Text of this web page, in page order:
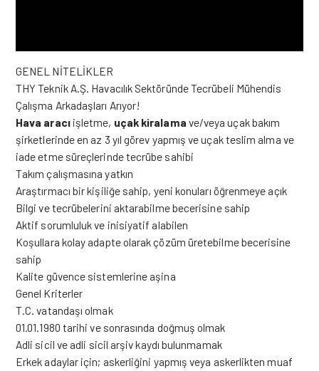
GENEL NİTELİKLER
THY Teknik A.Ş. Havacılık Sektöründe Tecrübeli Mühendis
Çalışma Arkadaşları Arıyor!
Hava aracıişletme, uçak kiralama ve/veya uçak bakım
şirketlerinde en az 3 yıl görev yapmış ve uçak teslim alma ve
iade etme süreçlerinde tecrübe sahibi
Takım çalışmasına yatkın
Araştırmacı bir kişiliğe sahip, yeni konuları öğrenmeye açık
Bilgi ve tecrübelerini aktarabilme becerisine sahip
Aktif sorumluluk ve inisiyatif alabilen
Koşullara kolay adapte olarak çözüm üretebilme becerisine
sahip
Kalite güvence sistemlerine aşina
Genel Kriterler
T.C. vatandaşı olmak
01.01.1980 tarihi ve sonrasında doğmuş olmak
Adli sicil ve adli sicil arşiv kaydı bulunmamak
Erkek adaylar için; askerliğini yapmış veya askerlikten muaf